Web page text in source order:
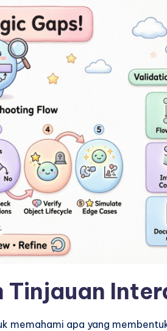
Tinjauan
memahami apa yang